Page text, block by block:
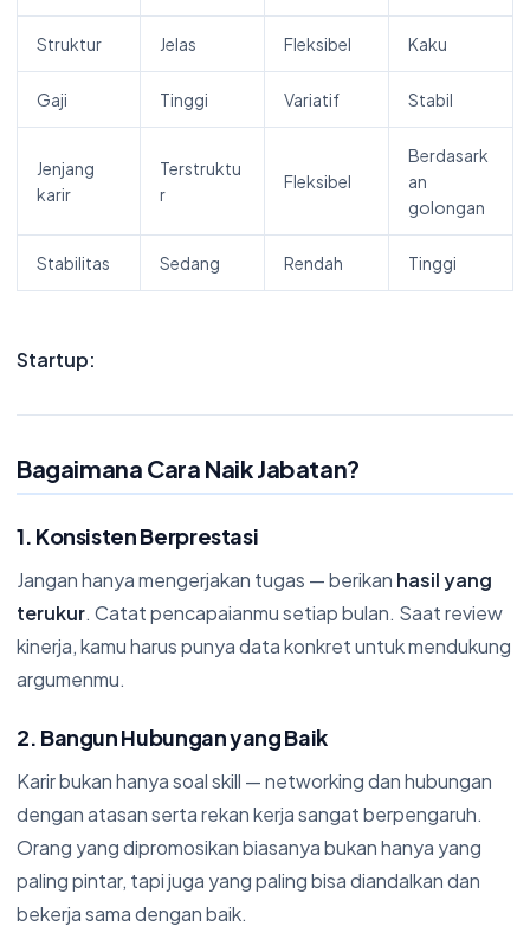
Struktur Jelas Fleksibel Kaku
Gaji Tinggi Variatif Stabil
Jenjang
karir
Terstruktu
r
Fleksibel
Berdasark
an
golongan
Stabilitas Sedang Rendah Tinggi
Startup:
Bagaimana Cara Naik Jabatan?
1. Konsisten Berprestasi
Jangan hanya mengerjakan tugas — berikan hasil yang
terukur. Catat pencapaianmu setiap bulan. Saat review
kinerja, kamu harus punya data konkret untuk mendukung
argumenmu.
2. Bangun Hubungan yang Baik
Karir bukan hanya soal skill — networking dan hubungan
dengan atasan serta rekan kerja sangat berpengaruh.
Orang yang dipromosikan biasanya bukan hanya yang
paling pintar, tapi juga yang paling bisa diandalkan dan
bekerja sama dengan baik.